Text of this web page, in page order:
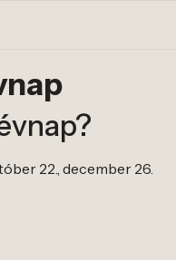
22., december 26.